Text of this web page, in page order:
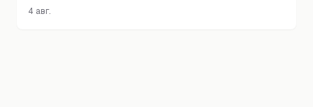
4 авг.